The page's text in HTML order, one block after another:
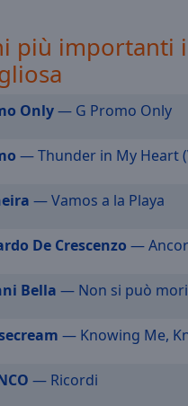
più importanti
Only— G Promo Only
— Thunder in My Heart
— Vamos a la Playa
De Crescenzo —
Bella — Non si può
— Knowing Me,
— Ricordi